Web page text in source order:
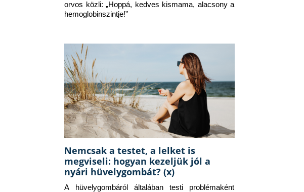
orvos közli: „Hoppá, kedves kismama, alacsony a
hemoglobinszintje!”
Nemcsak a testet, a lelket is
megviseli: hogyan kezeljük jól a
nyári hüvelygombát? (x)
A hüvelygombáról általában testi problémaként